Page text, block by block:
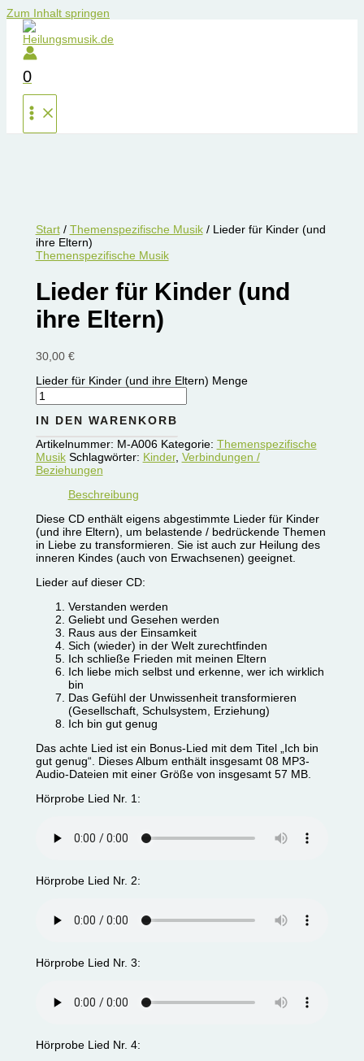
Zum Inhalt springen
0
Start/ Themenspezifische Musik/ Lieder für Kinder (und
ihre Eltern)
Themenspezifische Musik
Lieder für Kinder (und
ihre Eltern)
30,00 €
Lieder für Kinder (und ihre Eltern) Menge
IN DEN WARENKORB
Artikelnummer: M-A006 Kategorie: Themenspezifische
Musik Schlagwörter: Kinder, Verbindungen /
Beziehungen
Beschreibung
Diese CD enthält eigens abgestimmte Lieder für Kinder
(und ihre Eltern), um belastende / bedrückende Themen
in Liebe zu transformieren. Sie ist auch zur Heilung des
inneren Kindes (auch von Erwachsenen) geeignet.
Lieder auf dieser CD:
Verstanden werden
Geliebt und Gesehen werden
Raus aus der Einsamkeit
Sich (wieder) in der Welt zurechtfinden
Ich schließe Frieden mit meinen Eltern
Ich liebe mich selbst und erkenne, wer ich wirklich
bin
Das Gefühl der Unwissenheit transformieren
(Gesellschaft, Schulsystem, Erziehung)
Ich bin gut genug
Das achte Lied ist ein Bonus-Lied mit dem Titel „Ich bin
gut genug“. Dieses Album enthält insgesamt 08 MP3-
Audio-Dateien mit einer Größe von insgesamt 57 MB.
Hörprobe Lied Nr. 1:
Hörprobe Lied Nr. 2:
Hörprobe Lied Nr. 3:
Hörprobe Lied Nr. 4: